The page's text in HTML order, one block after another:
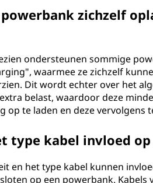
powerbank zichzelf
ondersteunen sommige
waarmee ze zichzelf
Dit wordt echter over het
belast, waardoor deze
op te laden en deze
type kabel invloed
en het type kabel kunnen
op een powerbank.